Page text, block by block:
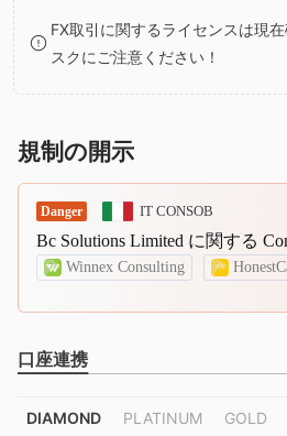
5
6
8
9
FX取引に関するライセンスは現
スクにご注意ください！
規制の開示
Danger IT CONSOB
Winnex Consulting
口座連携
DIAMOND PLATINUM GOLD